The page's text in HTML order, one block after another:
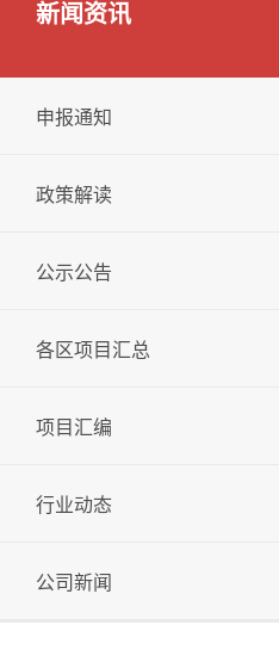
新闻资讯
申报通知
政策解读
公示公告
各区项目汇总
项目汇编
行业动态
公司新闻